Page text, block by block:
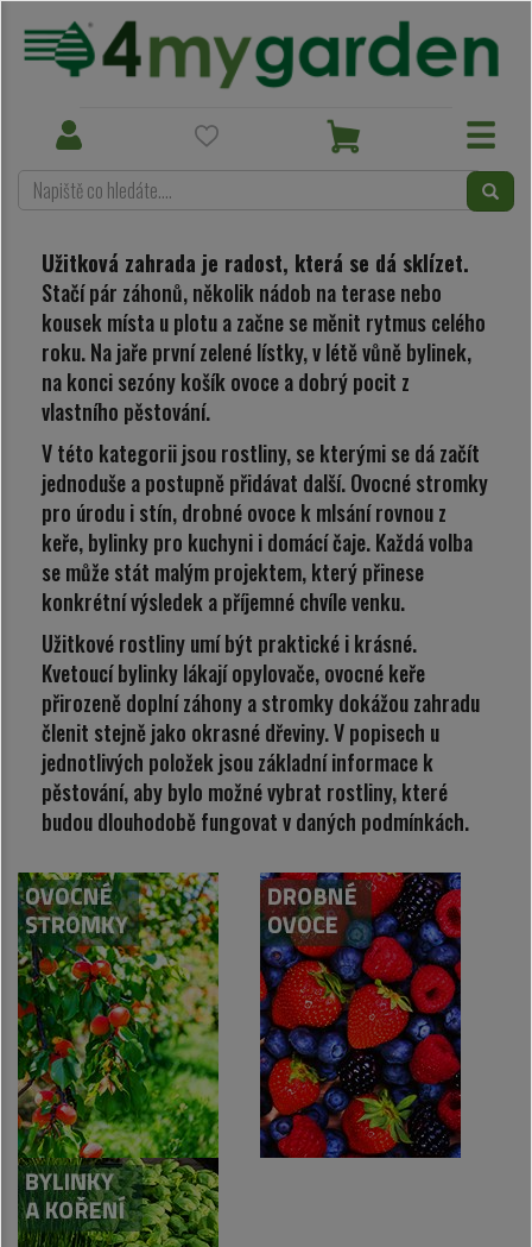
Toggle
navigation
Toggle
navigation
Užitkové rostliny
Užitkové rostliny
Užitková zahrada je radost, která se dá sklízet.
Stačí pár záhonů, několik nádob na terase nebo
kousek místa u plotu a začne se měnit rytmus celého
roku. Na jaře první zelené lístky, v létě vůně bylinek,
na konci sezóny košík ovoce a dobrý pocit z
vlastního pěstování.
V této kategorii jsou rostliny, se kterými se dá začít
jednoduše a postupně přidávat další. Ovocné stromky
pro úrodu i stín, drobné ovoce k mlsání rovnou z
keře, bylinky pro kuchyni i domácí čaje. Každá volba
se může stát malým projektem, který přinese
konkrétní výsledek a příjemné chvíle venku.
Užitkové rostliny umí být praktické i krásné.
Kvetoucí bylinky lákají opylovače, ovocné keře
přirozeně doplní záhony a stromky dokážou zahradu
členit stejně jako okrasné dřeviny. V popisech u
jednotlivých položek jsou základní informace k
pěstování, aby bylo možné vybrat rostliny, které
budou dlouhodobě fungovat v daných podmínkách.